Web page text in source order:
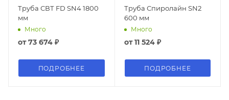
Труба СВТ FD SN4 1800
мм
Много
от73 674 ₽
ПОДРОБНЕЕ
Труба Спиролайн SN2
600 мм
Много
от11 524 ₽
ПОДРОБНЕЕ